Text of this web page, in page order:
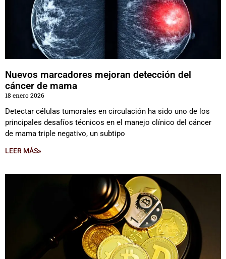
Nuevos marcadores mejoran detección del
cáncer de mama
18 enero 2026
Detectar células tumorales en circulación ha sido uno de los
principales desafíos técnicos en el manejo clínico del cáncer
de mama triple negativo, un subtipo
LEER MÁS»